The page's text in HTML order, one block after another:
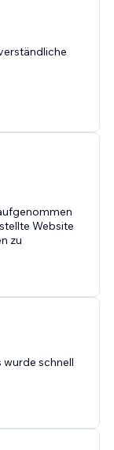
Website
zu
schnell